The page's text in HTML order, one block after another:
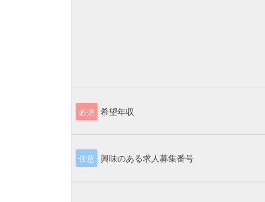
必須 希望年収
任意 興味のある求人募集番号